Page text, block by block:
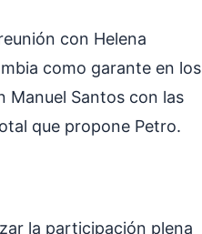
con Helena
como garante en los
Manuel Santos con las
que propone Petro.
la participación plena